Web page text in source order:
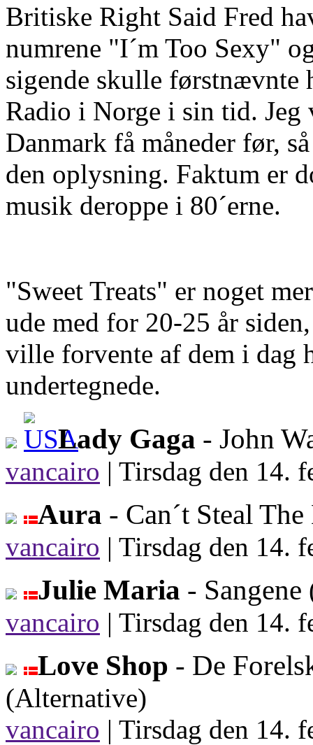
Britiske Right Said Fred
numrene "I´m Too Sexy"
sigende skulle
Radio i Norge i sin tid.
Danmark få måneder før,
den oplysning. Faktum er
musik deroppe i 80´erne.
"Sweet Treats" er noget
ude med for 20-25 år
ville forvente af dem i dag
undertegnede.
Lady Gaga - John
vancairo | Tirsdag den 14.
Aura - Can´t Steal
vancairo | Tirsdag den 14.
Julie Maria - Sangene
vancairo | Tirsdag den 14.
Love Shop - De
(Alternative)
vancairo | Tirsdag den 14.